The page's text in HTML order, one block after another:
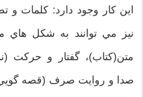
اين کار وجود دارد: کلمات و
نيز مي توانند به شکل هاي
متن(کتاب)، گفتار و حرکت
صدا و روايت صرف (قصه گويي